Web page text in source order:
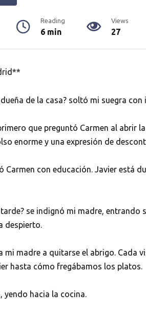
Reading
6 min
Views
27
de la casa? soltó mi suegra
que preguntó Carmen al abrir
enorme y una expresión de
Carmen con educación. Javier está
se indignó mi madre, entrando
despierto.
mi madre a quitarse el abrigo. Cada
hasta cómo fregábamos los platos.
yendo hacia la cocina.